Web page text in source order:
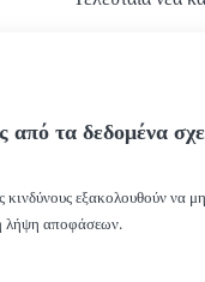
τους
από τα δεδομένα
εξακολουθούν να
λήψη αποφάσεων.